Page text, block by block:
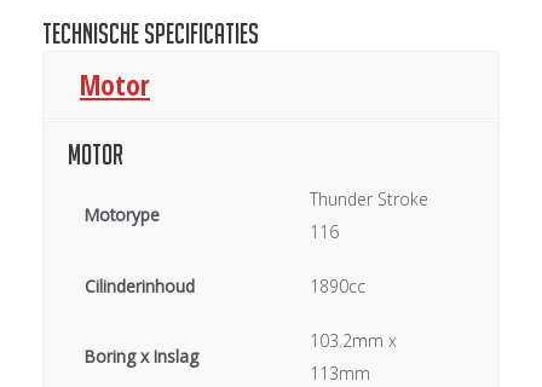
Technische specificaties
Motor
Motor
Motorype
Thunder Stroke
116
Cilinderinhoud 1890cc
Boring x Inslag
103.2mm x
113mm